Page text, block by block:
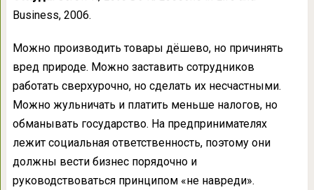
Business, 2006.
Можно производить товары дёшево, но причинять
вред природе. Можно заставить сотрудников
работать сверхурочно, но сделать их несчастными.
Можно жульничать и платить меньше налогов, но
обманывать государство. На предпринимателях
лежит социальная ответственность, поэтому они
должны вести бизнес порядочно и
руководствоваться принципом «не навреди».